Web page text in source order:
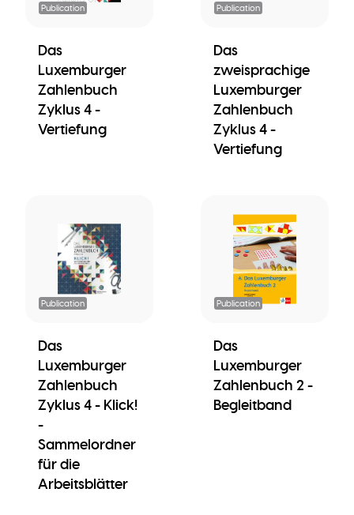
Publication
Das
Luxemburger
Zahlenbuch
Zyklus 4 -
Vertiefung
Publication
Das
zweisprachige
Luxemburger
Zahlenbuch
Zyklus 4 -
Vertiefung
Publication
Das
Luxemburger
Zahlenbuch
Zyklus 4 - Klick!
-
Sammelordner
für die
Arbeitsblätter
Publication
Das
Luxemburger
Zahlenbuch 2 -
Begleitband